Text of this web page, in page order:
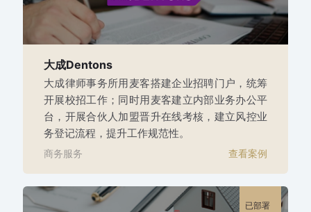
大成Dentons
大成律师事务所用麦客搭建企业招聘门户，统筹
开展校招工作；同时用麦客建立内部业务办公平
台，开展合伙人加盟晋升在线考核，建立风控业
务登记流程，提升工作规范性。
商务服务 查看案例
已部署